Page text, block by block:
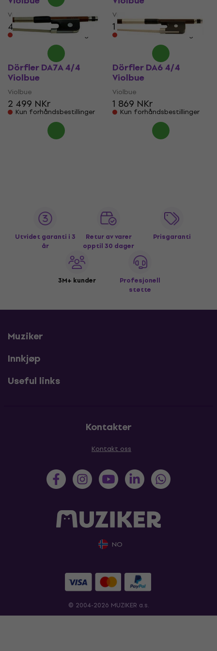
Violbue
493 NKr502,36 NKr
Kun forhåndsbestillinger
Violbue
1 929 NKr
Kun forhåndsbestillinger
Dörfler DA7A 4/4
Violbue
Violbue
2 499 NKr
Kun forhåndsbestillinger
Dörfler DA6 4/4
Violbue
Violbue
1 869 NKr
Kun forhåndsbestillinger
Utvidet garanti i 3
år
Retur av varer
opptil 30 dager
Prisgaranti
3M+ kunder
Profesjonell
støtte
Muziker
Innkjøp
Useful links
Kontakter
Kontakt oss
NO
© 2004-2026 MUZIKER a.s.